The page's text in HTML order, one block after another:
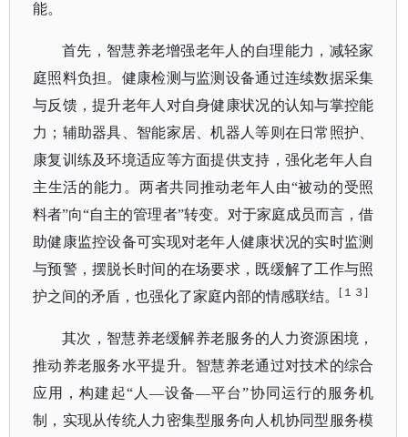
能。
首先，智慧养老增强老年人的自理能力，减轻家
庭照料负担。健康检测与监测设备通过连续数据采集
与反馈，提升老年人对自身健康状况的认知与掌控能
力；辅助器具、智能家居、机器人等则在日常照护、
康复训练及环境适应等方面提供支持，强化老年人自
主生活的能力。两者共同推动老年人由“被动的受照
料者”向“自主的管理者”转变。对于家庭成员而言，借
助健康监控设备可实现对老年人健康状况的实时监测
与预警，摆脱长时间的在场要求，既缓解了工作与照
护之间的矛盾，也强化了家庭内部的情感联结。
[１３]
其次，智慧养老缓解养老服务的人力资源困境，
推动养老服务水平提升。智慧养老通过对技术的综合
应用，构建起“人—设备—平台”协同运行的服务机
制，实现从传统人力密集型服务向人机协同型服务模